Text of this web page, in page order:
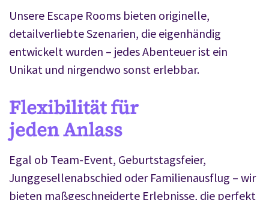
Unsere Escape Rooms bieten originelle,
detailverliebte Szenarien, die eigenhändig
entwickelt wurden – jedes Abenteuer ist ein
Unikat und nirgendwo sonst erlebbar.
Flexibilität für
jeden Anlass
Egal ob Team-Event, Geburtstagsfeier,
Junggesellenabschied oder Familienausflug – wir
bieten maßgeschneiderte Erlebnisse, die perfekt